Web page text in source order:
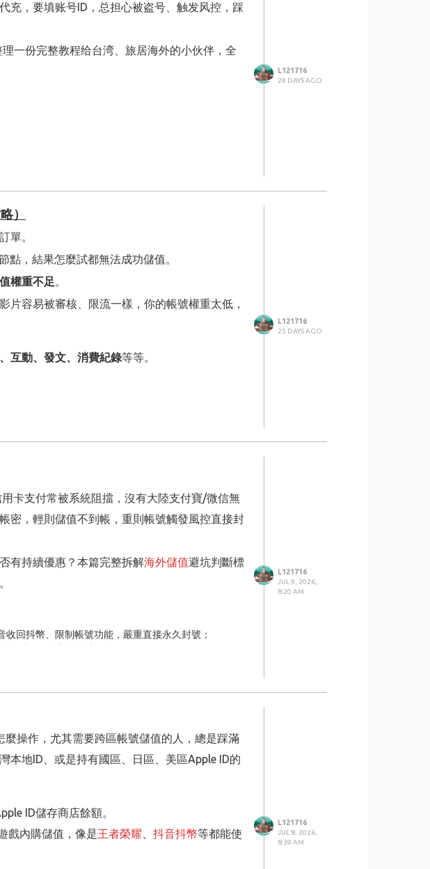
等待的情况。
小时在线客服，不管是白天还是当地深夜，有
率差价、跨境服务费、平台手续费，实际支出直
APP 充值需求，想要操作省心、价格实惠、账
备用，亲测长期使用下来体验感很不错。
钟
在这里处理充值，多款台湾玩家热门游戏全部
友代付；
资源。
有手游海外充值，长期多款游戏氪金的玩家非常
充，要填账号ID，总担心被盗号、触发风控，踩
理一份完整教程给台湾、旅居海外的小伙伴，全
感拉满
不受地区支付限制
也兼容
到人
L121716
24 DAYS AGO
）
單。
，結果怎麼試都無法成功儲值。
權重不足 。
容易被審核、限流一樣，你的帳號權重太低，
互動、發文、消費紀錄等等。
一直判定你的帳號在「異地異常登入」，信任
風險行為，會直接降低帳號權重。
很容易全程攔截。
穩定，累積系統信任度。
警示。
戶行為，穩定幾天後再儲值，風控會鬆非常
L121716
25 DAYS AGO
卡支付常被系統阻擋，沒有大陸支付寶/微信無
密，輕則儲值不到帳，重則帳號觸發風控直接封
有持續優惠？本篇完整拆解海外儲值避坑判斷標
回抖幣、限制帳號功能，嚴重直接永久封號；
低帳號風控機率；
證碼，帳號所有權掌握在自己手上；
評價，不會短期倒站；
幣儲值平台，完整符合合法管道所有規範，以
少抖音帳號觸發風控。若儲值後帳號出現風控
L121716
JUL 9, 2026,
8:20 AM
麼操作，尤其需要跨區帳號儲值的人，總是踩滿
本地ID、或是持有國區、日區、美區Apple ID的
ID儲存商店餘額。
戲內購儲值，像是王者榮耀 抖音抖幣等都能使
L121716
JUL 8, 2026,
8:39 AM